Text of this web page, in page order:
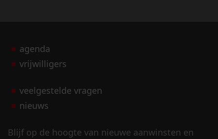
agenda
vrijwilligers
veelgestelde vragen
nieuws
Blijf op de hoogte van nieuwe aanwinsten en